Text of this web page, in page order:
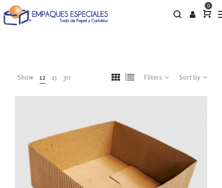
0
Show 12 15 30 Filters Sort by